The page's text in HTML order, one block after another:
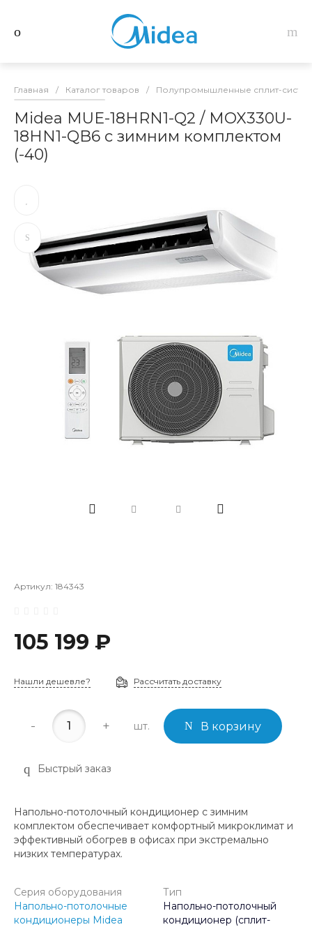
Главная / Каталог товаров / Полупромышленные сплит-
Midea MUE-18HRN1-Q2 / MOX330U-
18HN1-QB6 с зимним комплектом
(-40)
Артикул: 184343
105 199 ₽
Нашли дешевле? Рассчитать доставку
- + шт. В корзину
Быстрый заказ
Напольно-потолочный кондиционер с зимним
комплектом обеспечивает комфортный микроклимат и
эффективный обогрев в офисах при экстремально
низких температурах.
Серия оборудования
Напольно-потолочные
кондиционеры Midea
Тип
Напольно-потолочный
кондиционер (сплит-